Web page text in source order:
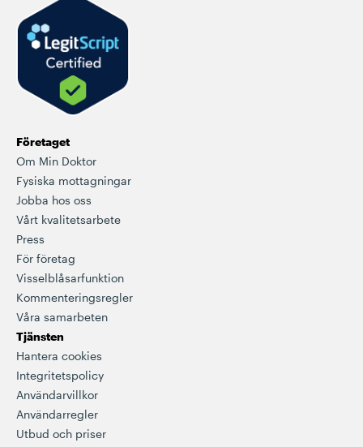
Företaget
Om Min Doktor
Fysiska mottagningar
Jobba hos oss
Vårt kvalitetsarbete
Press
För företag
Visselblåsarfunktion
Kommenteringsregler
Våra samarbeten
Tjänsten
Hantera cookies
Integritetspolicy
Användarvillkor
Användarregler
Utbud och priser